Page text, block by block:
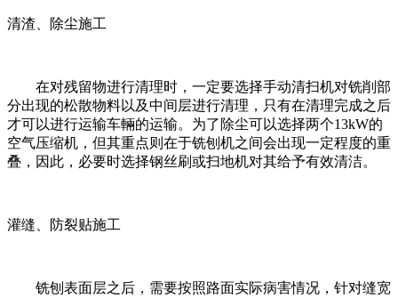
清渣、除尘施工
在对残留物进行清理时，一定要选择手动清扫机对铣削部
分出现的松散物料以及中间层进行清理，只有在清理完成之后
才可以进行运输车輛的运输。为了除尘可以选择两个13kW的
空气压缩机，但其重点则在于铣刨机之间会出现一定程度的重
叠，因此，必要时选择钢丝刷或扫地机对其给予有效清洁。
灌缝、防裂贴施工
铣刨表面层之后，需要按照路面实际病害情况，针对缝宽